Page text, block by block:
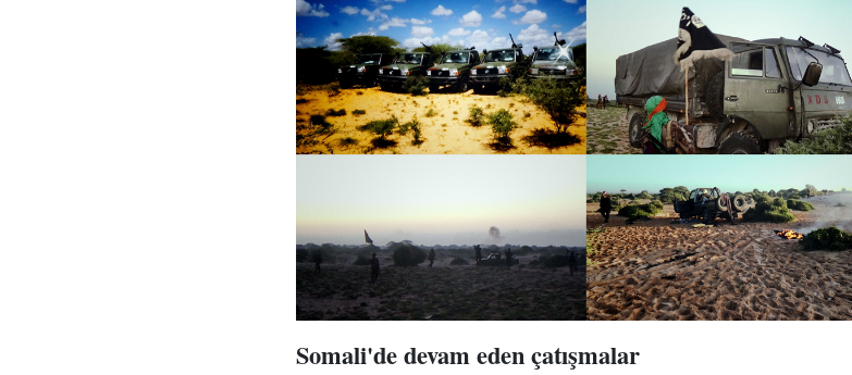
Somali'de devam eden çatışmalar